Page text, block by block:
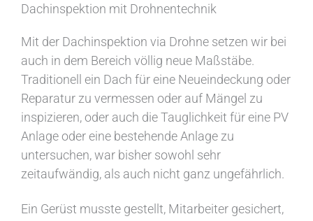
Dachinspektion mit Drohnentechnik
Mit der Dachinspektion via Drohne setzen wir bei
auch in dem Bereich völlig neue Maßstäbe.
Traditionell ein Dach für eine Neueindeckung oder
Reparatur zu vermessen oder auf Mängel zu
inspizieren, oder auch die Tauglichkeit für eine PV
Anlage oder eine bestehende Anlage zu
untersuchen, war bisher sowohl sehr
zeitaufwändig, als auch nicht ganz ungefährlich.
Ein Gerüst musste gestellt, Mitarbeiter gesichert,